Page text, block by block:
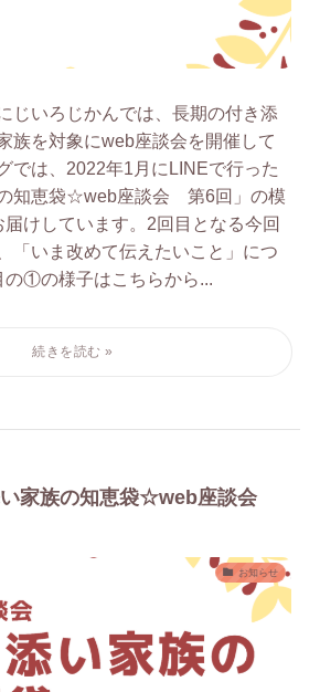
じいろじかんでは、長期の付き添
族を対象にweb座談会を開催して
では、2022年1月にLINEで行った
知恵袋☆web座談会 第6回」の模
けしています。2回目となる今回
「いま改めて伝えたいこと」につ
の①の様子はこちらから...
家族の知恵袋☆web座談会
お知らせ